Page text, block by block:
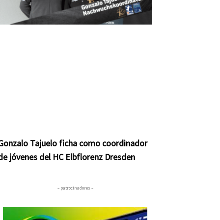
Tajuelo ficha como coordinador
jóvenes del HC Elbflorenz Dresden
– patrocinadores –